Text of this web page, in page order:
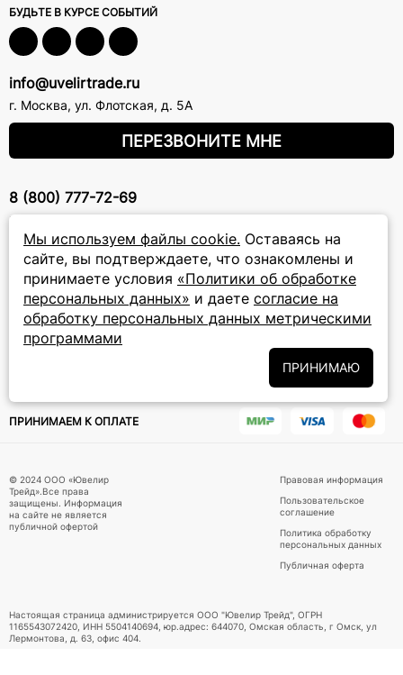
Мы используем файлы cookie. Оставаясь на
сайте, вы подтверждаете, что ознакомлены и
принимаете условия «Политики об обработке
персональных данных» и даете согласие на
обработку персональных данных метрическими
программами
ПРИНИМАЮ
БУДЬТЕ В КУРСЕ СОБЫТИЙ
info@uvelirtrade.ru
г. Москва, ул. Флотская, д. 5А
ПЕРЕЗВОНИТЕ МНЕ
8 (800) 777-72-69
прием звонков: круглосуточно
ПОДПИСКА НА РАССЫЛКУ
Подписаться на новости
Подписываясь на рассылку, вы соглашаетесь с условиями
и даёте своё согласие на их
ПРИНИМАЕМ К ОПЛАТЕ
© 2024 ООО «Ювелир
Трейд».Все права
защищены. Информация
на сайте не является
публичной офертой
Правовая информация
Пользовательское
соглашение
Политика обработку
персональных данных
Публичная оферта
Настоящая страница администрируется ООО "Ювелир Трейд", ОГРН
1165543072420, ИНН 5504140694, юр.адрес: 644070, Омская область, г Омск, ул
Лермонтова, д. 63, офис 404.